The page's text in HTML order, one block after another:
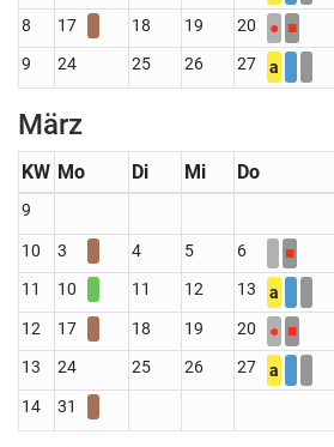
8 17 18 19 20 ● ■
9
24 25 26 27 a
März
KW Mo Di Mi Do
9
10 3 4 5 6 ■
11
10 11 12 13 a
12 17 18 19 20 ● ■
13
24 25 26 27 a
14 31